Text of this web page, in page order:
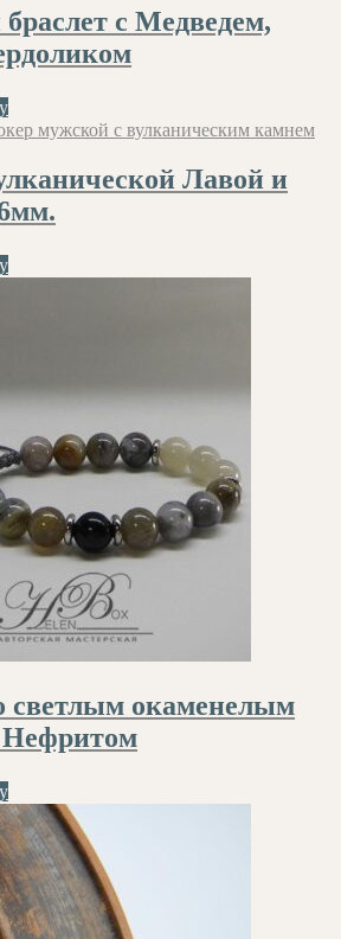
₽
вариаций.
странице
с Медведем,
Лавой и
светлым окаменелым
Нефритом